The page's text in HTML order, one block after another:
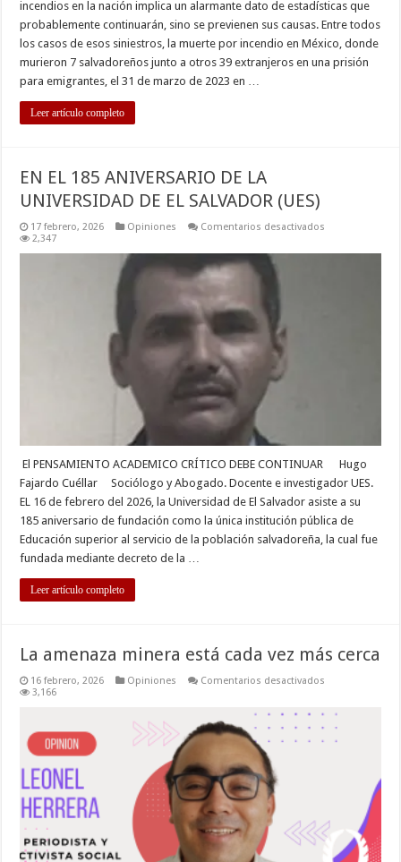
incendios en la nación implica un alarmante dato de estadísticas que
probablemente continuarán, sino se previenen sus causas. Entre todos
los casos de esos siniestros, la muerte por incendio en México, donde
murieron 7 salvadoreños junto a otros 39 extranjeros en una prisión
para emigrantes, el 31 de marzo de 2023 en …
Leer artículo completo
EN EL 185 ANIVERSARIO DE LA
UNIVERSIDAD DE EL SALVADOR (UES)
17 febrero, 2026 Opiniones Comentarios desactivados
2,347
El PENSAMIENTO ACADEMICO CRÍTICO DEBE CONTINUAR Hugo
Fajardo Cuéllar Sociólogo y Abogado. Docente e investigador UES.
EL 16 de febrero del 2026, la Universidad de El Salvador asiste a su
185 aniversario de fundación como la única institución pública de
Educación superior al servicio de la población salvadoreña, la cual fue
fundada mediante decreto de la …
Leer artículo completo
La amenaza minera está cada vez más cerca
16 febrero, 2026 Opiniones Comentarios desactivados
minera
está
cada
3,166